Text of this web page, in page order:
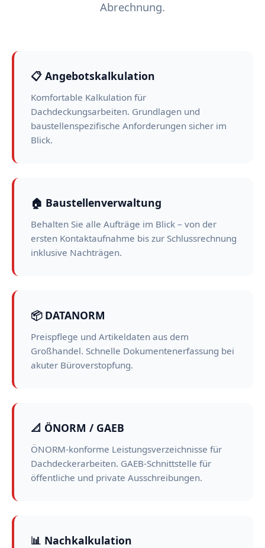
Abrechnung.
📋 Angebotskalkulation
Komfortable Kalkulation für
Dachdeckungsarbeiten. Grundlagen und
baustellenspezifische Anforderungen sicher im
Blick.
🏠 Baustellenverwaltung
Behalten Sie alle Aufträge im Blick – von der
ersten Kontaktaufnahme bis zur Schlussrechnung
inklusive Nachträgen.
📦 DATANORM
Preispflege und Artikeldaten aus dem
Großhandel. Schnelle Dokumentenerfassung bei
akuter Büroverstopfung.
📐 ÖNORM / GAEB
ÖNORM-konforme Leistungsverzeichnisse für
Dachdeckerarbeiten. GAEB-Schnittstelle für
öffentliche und private Ausschreibungen.
📊 Nachkalkulation